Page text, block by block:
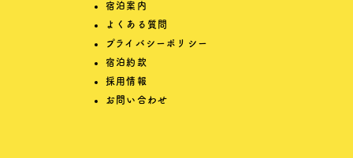
宿泊案内
よくある質問
プライバシーポリシー
宿泊約款
採用情報
お問い合わせ